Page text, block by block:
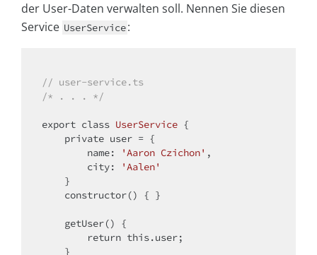
der User-Daten verwalten soll. Nennen Sie diesen
Service UserService:
// user-service.ts
/* . . . */
export class UserService {
private user = {
        name:
'Aaron Czichon' ,
        city:
'Aalen'
return this.user;